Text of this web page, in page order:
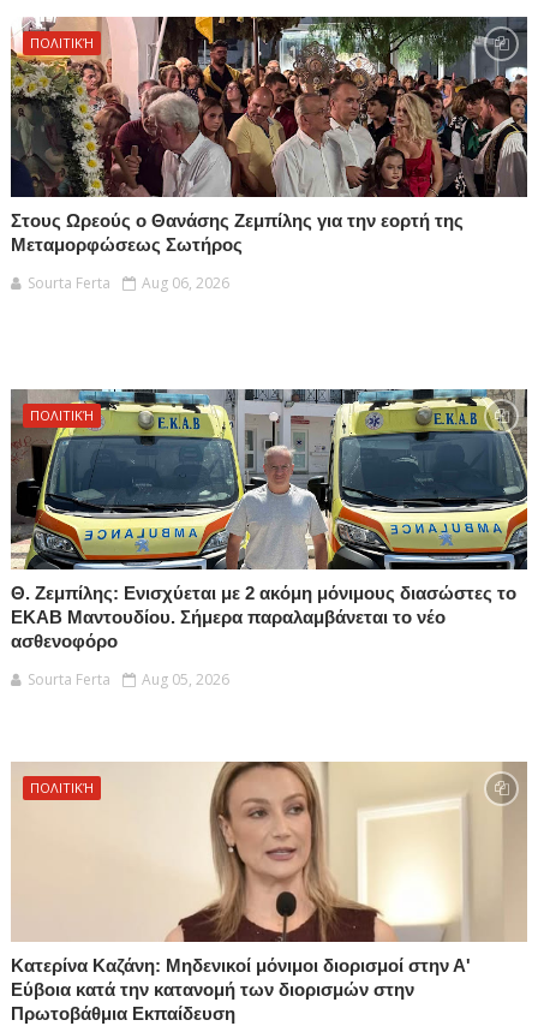
ΠΟΛΙΤΙΚΉ
Στους Ωρεούς ο Θανάσης Ζεμπίλης για την εορτή της
Μεταμορφώσεως Σωτήρος
Sourta Ferta
Aug 06, 2026
ΠΟΛΙΤΙΚΉ
Θ. Ζεμπίλης: Ενισχύεται με 2 ακόμη μόνιμους διασώστες το
ΕΚΑΒ Μαντουδίου. Σήμερα παραλαμβάνεται το νέο
ασθενοφόρο
Sourta Ferta
Aug 05, 2026
ΠΟΛΙΤΙΚΉ
Κατερίνα Καζάνη: Μηδενικοί μόνιμοι διορισμοί στην Α'
Εύβοια κατά την κατανομή των διορισμών στην
Πρωτοβάθμια Εκπαίδευση